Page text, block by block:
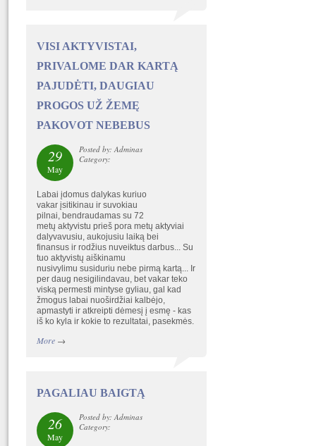
VISI AKTYVISTAI,
PRIVALOME DAR KARTĄ
PAJUDĖTI, DAUGIAU
PROGOS UŽ ŽEMĘ
PAKOVOT NEBEBUS
29
May
Posted by: Adminas
Category:
Labai įdomus dalykas kuriuo
vakar įsitikinau ir suvokiau
pilnai, bendraudamas su 72
metų aktyvistu prieš pora metų aktyviai
dalyvavusiu, aukojusiu laiką bei
finansus ir rodžius nuveiktus darbus... Su
tuo aktyvistų aiškinamu
nusivylimu susiduriu nebe pirmą kartą... Ir
per daug nesigilindavau, bet vakar teko
viską permesti mintyse gyliau, gal kad
žmogus labai nuoširdžiai kalbėjo,
apmastyti ir atkreipti dėmesį į esmę - kas
iš ko kyla ir kokie to rezultatai, pasekmės.
More→
PAGALIAU BAIGTĄ
26
May
Posted by: Adminas
Category: